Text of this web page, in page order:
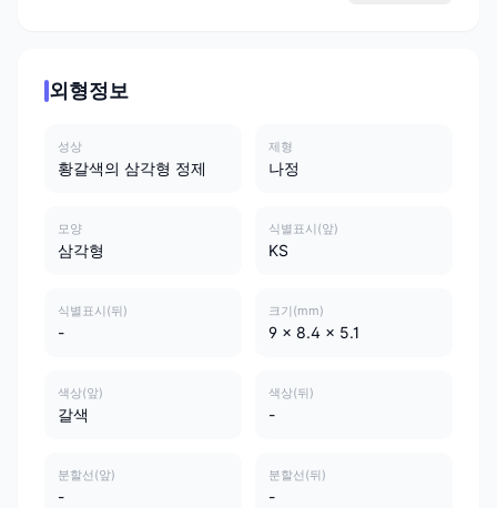
외형정보
성상
황갈색의 삼각형 정제
제형
나정
모양
삼각형
식별표시(앞)
KS
식별표시(뒤)
-
크기(mm)
9 x 8.4 x 5.1
색상(앞)
갈색
색상(뒤)
-
분할선(앞)
-
분할선(뒤)
-